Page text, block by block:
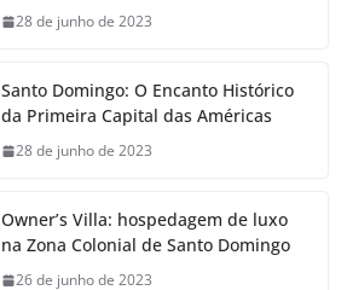
28 de junho de 2023
Santo Domingo: O Encanto Histórico
da Primeira Capital das Américas
28 de junho de 2023
Owner’s Villa: hospedagem de luxo
na Zona Colonial de Santo Domingo
26 de junho de 2023